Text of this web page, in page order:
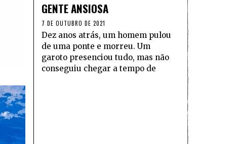
GENTE ANSIOSA
7 DE OUTUBRO DE 2021
Dez anos atrás, um homem pulou
de uma ponte e morreu. Um
garoto presenciou tudo, mas não
conseguiu chegar a tempo de